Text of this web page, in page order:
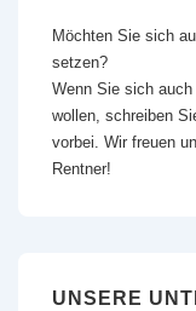
Möchten Sie sich
setzen?
Wenn Sie sich
wollen, schreiben
vorbei. Wir freuen
Rentner!
UNSERE